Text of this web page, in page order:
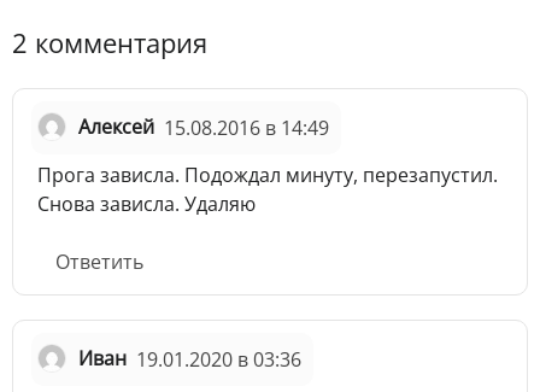
2 комментария
Алексей 15.08.2016 в 14:49
Прога зависла. Подождал минуту, перезапустил.
Снова зависла. Удаляю
Ответить
Иван 19.01.2020 в 03:36